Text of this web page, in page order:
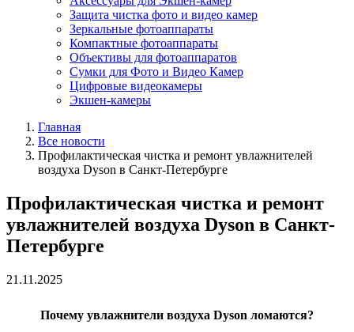
Защита чистка фото и видео камер
Зеркальные фотоаппараты
Компактные фотоаппараты
Объективы для фотоаппаратов
Сумки для Фото и Видео Камер
Цифровые видеокамеры
Экшен-камеры
Главная
Все новости
Профилактическая чистка и ремонт увлажнителей
воздуха Dyson в Санкт-Петербурге
Профилактическая чистка и ремонт
увлажнителей воздуха Dyson в Санкт-
Петербурге
21.11.2025
Почему увлажнители воздуха Dyson ломаются?